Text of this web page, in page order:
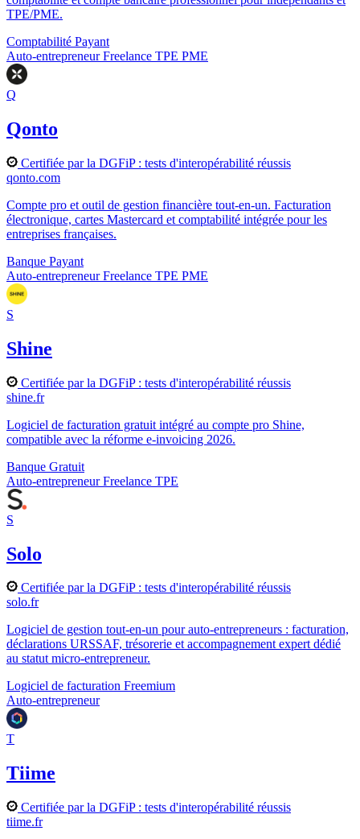
TPE/PME.
Comptabilité Payant
Auto-entrepreneurFreelance TPE PME
Q
Qonto
Certifiée par la DGFiP : tests d'interopérabilité réussis
qonto.com
Compte pro et outil de gestion financière tout-en-un. Facturation
électronique, cartes Mastercard et comptabilité intégrée pour les
entreprises françaises.
Banque Payant
Auto-entrepreneurFreelance TPE PME
S
Shine
Certifiée par la DGFiP : tests d'interopérabilité réussis
shine.fr
Logiciel de facturation gratuit intégré au compte pro Shine,
compatible avec la réforme e-invoicing 2026.
Banque Gratuit
Auto-entrepreneurFreelance TPE
S
Solo
Certifiée par la DGFiP : tests d'interopérabilité réussis
solo.fr
Logiciel de gestion tout-en-un pour auto-entrepreneurs : facturation,
déclarations URSSAF, trésorerie et accompagnement expert dédié
au statut micro-entrepreneur.
Logiciel de facturation Freemium
Auto-entrepreneur
T
Tiime
Certifiée par la DGFiP : tests d'interopérabilité réussis
tiime.fr